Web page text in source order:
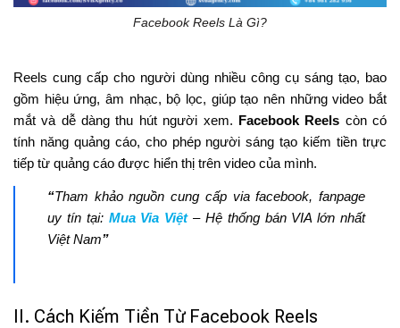
Facebook Reels Là Gì?
Reels cung cấp cho người dùng nhiều công cụ sáng tạo, bao
gồm hiệu ứng, âm nhạc, bộ lọc, giúp tạo nên những video bắt
mắt và dễ dàng thu hút người xem. Facebook Reels còn có
tính năng quảng cáo, cho phép người sáng tạo kiếm tiền trực
tiếp từ quảng cáo được hiển thị trên video của mình.
“Tham khảo nguồn cung cấp via facebook, fanpage
uy tín tại: Mua Via Việt– Hệ thống bán VIA lớn nhất
Việt Nam”
II. Cách Kiếm Tiền Từ Facebook Reels